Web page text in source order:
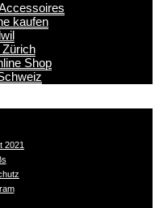
kaufen
Shop
2021